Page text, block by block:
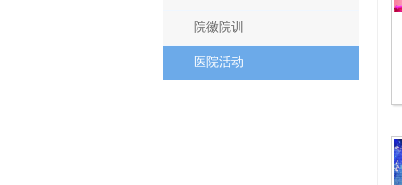
院徽院训
医院活动